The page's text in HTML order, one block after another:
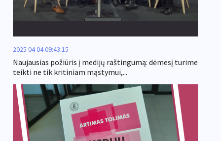
2025 04 04 09:43:15
Naujausias požiūris į medijų raštingumą: dėmesį turime
teikti ne tik kritiniam mąstymui,...